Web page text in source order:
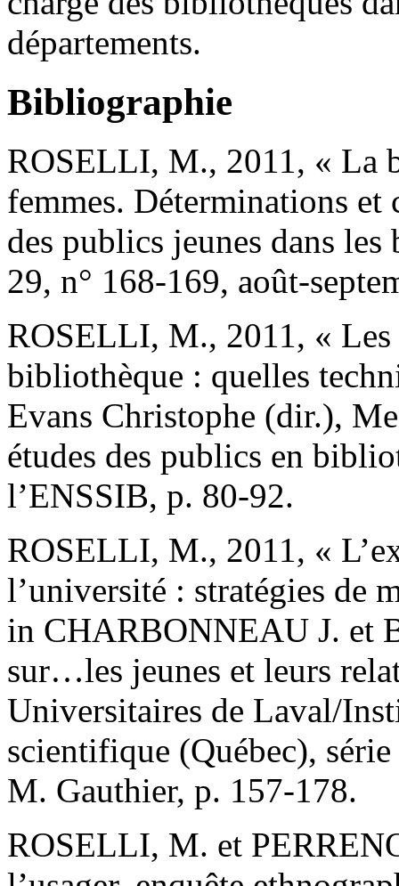
départements.
Bibliographie
ROSELLI, M., 2011, « La
femmes. Déterminations et
des publics jeunes dans
29, n° 168-169, août-
ROSELLI, M., 2011, « Les
bibliothèque : quelles
Evans Christophe (dir.),
études des publics en
l’ENSSIB, p. 80-92.
ROSELLI, M., 2011, «
l’université : stratégies de
in CHARBONNEAU J. et
sur…les jeunes et leurs
Universitaires de Laval/
scientifique (Québec),
M. Gauthier, p. 157-178.
ROSELLI, M. et